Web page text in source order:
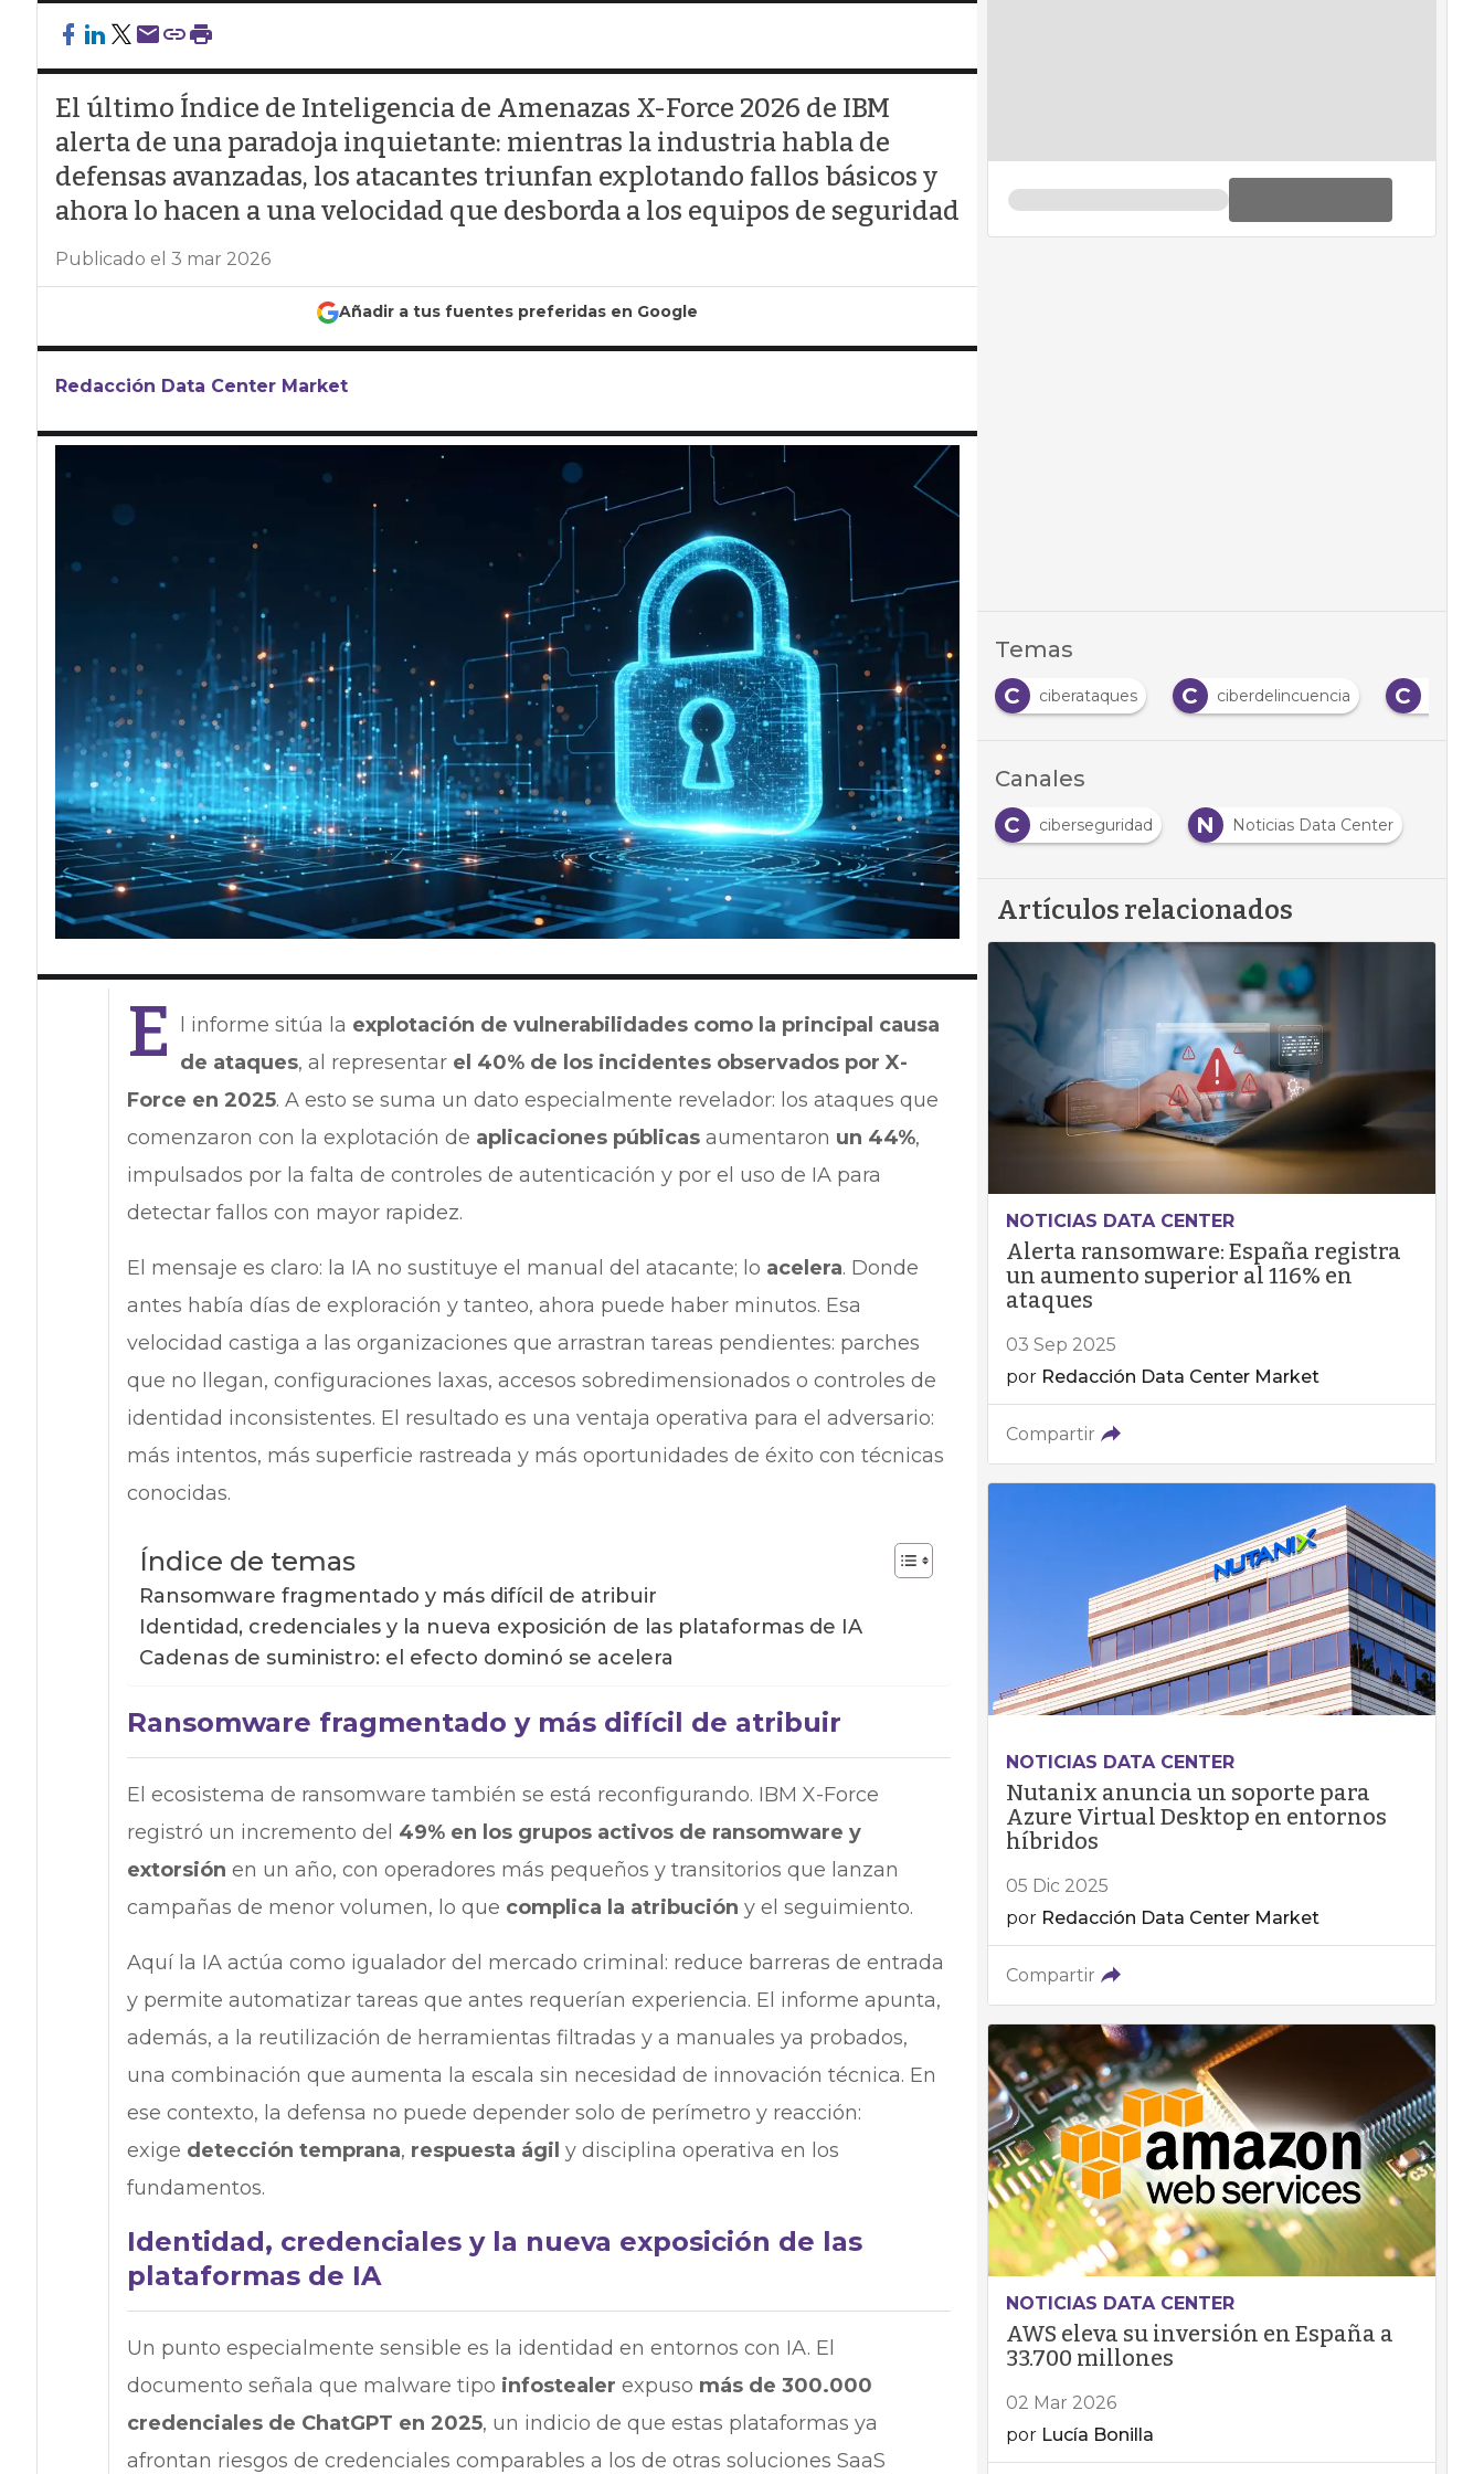
El último Índice de Inteligencia de Amenazas X-Force 2026 de IBM
alerta de una paradoja inquietante: mientras la industria habla de
defensas avanzadas, los atacantes triunfan explotando fallos básicos y
ahora lo hacen a una velocidad que desborda a los equipos de seguridad
Publicado el 3 mar 2026
Añadir a tus fuentes preferidas en Google
Redacción Data Center Market
E l informe sitúa la explotación de vulnerabilidades como la principal causa
de ataques, al representar el 40% de los incidentes observados por X-
Force en 2025. A esto se suma un dato especialmente revelador: los ataques que
comenzaron con la explotación de aplicaciones públicasaumentaron un 44%,
impulsados por la falta de controles de autenticación y por el uso de IA para
detectar fallos con mayor rapidez.
El mensaje es claro: la IA no sustituye el manual del atacante; lo acelera. Donde
antes había días de exploración y tanteo, ahora puede haber minutos. Esa
velocidad castiga a las organizaciones que arrastran tareas pendientes: parches
que no llegan, configuraciones laxas, accesos sobredimensionados o controles de
identidad inconsistentes. El resultado es una ventaja operativa para el adversario:
más intentos, más superficie rastreada y más oportunidades de éxito con técnicas
conocidas.
Índice de temas
Ransomware fragmentado y más difícil de atribuir
Identidad, credenciales y la nueva exposición de las plataformas de IA
Cadenas de suministro: el efecto dominó se acelera
Ransomware fragmentado y más difícil de atribuir
El ecosistema de ransomware también se está reconfigurando. IBM X-Force
registró un incremento del 49% en los grupos activos de ransomware y
extorsión en un año, con operadores más pequeños y transitorios que lanzan
campañas de menor volumen, lo que complica la atribución y el seguimiento.
Aquí la IA actúa como igualador del mercado criminal: reduce barreras de entrada
y permite automatizar tareas que antes requerían experiencia. El informe apunta,
además, a la reutilización de herramientas filtradas y a manuales ya probados,
una combinación que aumenta la escala sin necesidad de innovación técnica. En
ese contexto, la defensa no puede depender solo de perímetro y reacción:
exige detección temprana, respuesta ágil y disciplina operativa en los
fundamentos.
Identidad, credenciales y la nueva exposición de las
plataformas de IA
Un punto especialmente sensible es la identidad en entornos con IA. El
documento señala que malware tipo infostealer expuso más de 300.000
credenciales de ChatGPT en 2025, un indicio de que estas plataformas ya
afrontan riesgos de credenciales comparables a los de otras soluciones SaaS
Temas
C
ciberamenazas C ciberataques C ciberdelincuencia C
Canales
C
ciberseguridad N Noticias Data Center
Artículos relacionados
NOTICIAS DATA CENTER
Alerta ransomware: España registra
un aumento superior al 116% en
ataques
03 Sep 2025
por Redacción Data Center Market
Compartir
NOTICIAS DATA CENTER
Nutanix anuncia un soporte para
Azure Virtual Desktop en entornos
híbridos
05 Dic 2025
por Redacción Data Center Market
Compartir
NOTICIAS DATA CENTER
AWS eleva su inversión en España a
33.700 millones
02 Mar 2026
por Lucía Bonilla